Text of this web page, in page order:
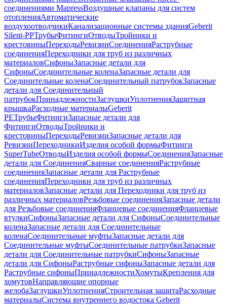
соединениями MapressВоздушные клапаны для систем
отопленияАвтоматические
воздухоотводчикиКанализационные системы зданияGeberit
Silent-PPТрубыФитингиОтводыТройники и
крестовиныПереходыРевизииСоединенияРаструбные
соединенияПереходники для труб из различных
материаловСифоныЗапасные детали для
СифоныСоединительные коленаЗапасные детали для
Соединительные коленаСоединительный патрубокЗапасные
детали для Соединительный
патрубокПринадлежностиЗаглушкиУплотненияЗащитная
крышкаРасходные материалыGeberit
PEТрубыФитингиЗапасные детали для
ФитингиОтводыТройники и
крестовиныПереходыРевизииЗапасные детали для
РевизииПереходникиИзделия особой формыФитинги
SuperTubeОтводыИзделия особой формыСоединенияЗапасные
детали для СоединенияСварные соединенияРаструбные
соединенияЗапасные детали для Раструбные
соединенияПереходники для труб из различных
материаловЗапасные детали для Переходники для труб из
различных материаловРезьбовые соединенияЗапасные детали
для Резьбовые соединенияФланцевые соединенияФланцевые
втулкиСифоныЗапасные детали для СифоныСоединительные
коленаЗапасные детали для Соединительные
коленаСоединительные муфтыЗапасные детали для
Соединительные муфтыСоединительные патрубкиЗапасные
детали для Соединительные патрубкиСифоныЗапасные
детали для СифоныРаструбные сифоныЗапасные детали для
Раструбные сифоныПринадлежностиХомутыКрепления для
хомутовНаправляющие опорные
желобаЗаглушкиУплотненияСтроительная защитаРасходные
материалыСистема внутреннего водостока Geberit